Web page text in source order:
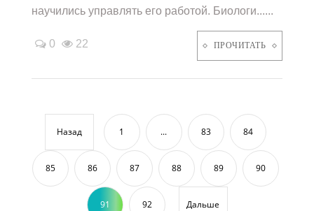
научились управлять его работой. Биологи......
0 22 ПРОЧИТАТЬ
Назад 1 ... 83 84
85 86 87 88 89 90
91 92 Дальше